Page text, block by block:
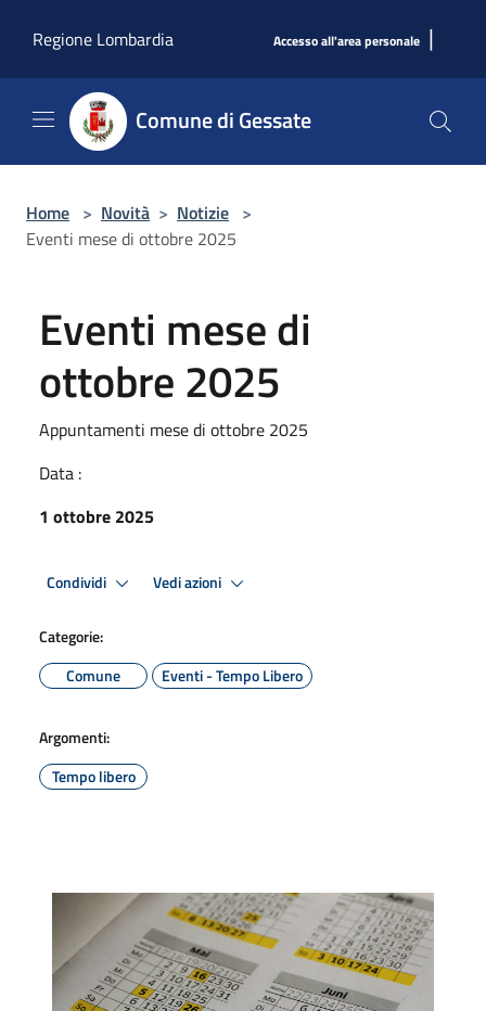
Regione Lombardia
Accesso all'area personale |
Comune di Gessate
Home > Novità > Notizie >
Eventi mese di ottobre 2025
Eventi mese di
ottobre 2025
Appuntamenti mese di ottobre 2025
Data :
1 ottobre 2025
Condividi Vedi azioni
Categorie:
Comune
Eventi - Tempo Libero
Argomenti:
Tempo libero